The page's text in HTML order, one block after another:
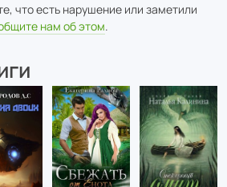
что есть нарушение или заметили
нам об этом.